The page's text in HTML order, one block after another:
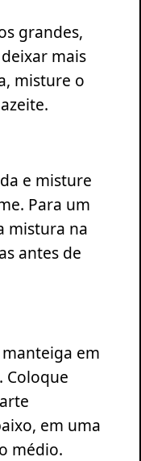
grandes,
mais
misture o
e misture
Para um
mistura na
antes de
em
Coloque
em uma
médio.